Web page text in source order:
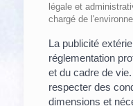
légale et
chargé de
La publicité
réglementation
et du cadre de
respecter des
dimensions et